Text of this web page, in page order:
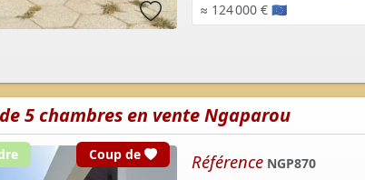
≈ 124 000 € 🇪🇺
5 chambres en vente Ngaparou
Coup de cœur Référence NGP870